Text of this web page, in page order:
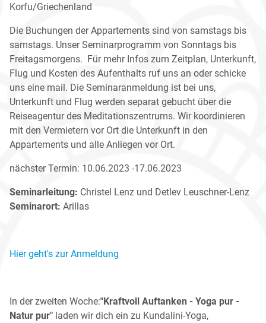
Korfu/Griechenland
Die Buchungen der Appartements sind von samstags bis
samstags. Unser Seminarprogramm von Sonntags bis
Freitagsmorgens. Für mehr Infos zum Zeitplan, Unterkunft,
Flug und Kosten des Aufenthalts ruf uns an oder schicke
uns eine mail. Die Seminaranmeldung ist bei uns,
Unterkunft und Flug werden separat gebucht über die
Reiseagentur des Meditationszentrums. Wir koordinieren
mit den Vermietern vor Ort die Unterkunft in den
Appartements und alle Anliegen vor Ort.
nächster Termin: 10.06.2023 -17.06.2023
Seminarleitung: Christel Lenz und Detlev Leuschner-Lenz
Seminarort: Arillas
Hier geht's zur Anmeldung
In der zweiten Woche:"Kraftvoll Auftanken - Yoga pur -
Natur pur" laden wir dich ein zu Kundalini-Yoga,